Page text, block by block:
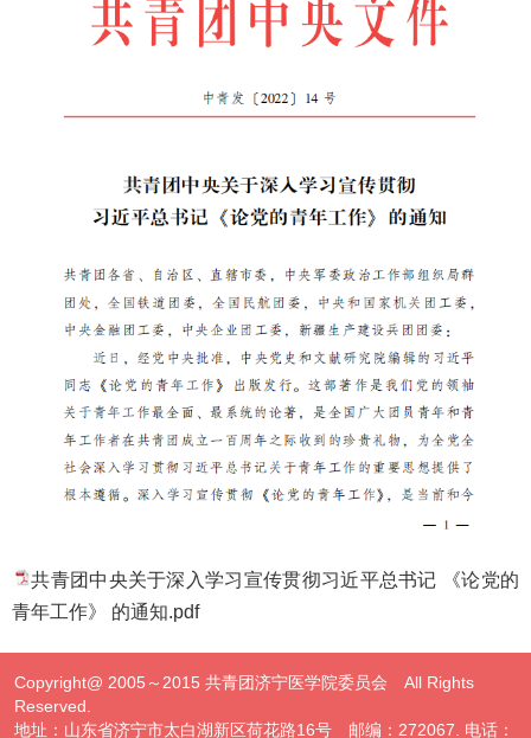
共青团中央关于深入学习宣传贯彻习近平总书记 《论党的
青年工作》 的通知.pdf
Copyright@ 2005～2015 共青团济宁医学院委员会 All Rights
Reserved.
地址：山东省济宁市太白湖新区荷花路16号 邮编：272067. 电话：